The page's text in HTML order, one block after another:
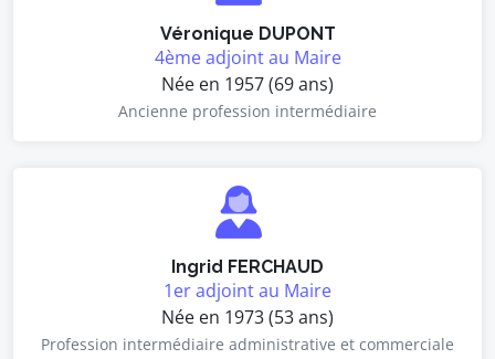
Véronique DUPONT
4ème adjoint au Maire
Née en 1957 (69 ans)
Ancienne profession intermédiaire
Ingrid FERCHAUD
1er adjoint au Maire
Née en 1973 (53 ans)
Profession intermédiaire administrative et commerciale